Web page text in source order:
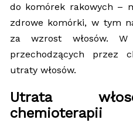
do komórek rakowych –
zdrowe komórki, w tym
za wzrost włosów.
przechodzących przez
utraty włosów.
Utrata
chemioterapii